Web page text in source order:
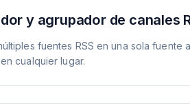
y agrupador de canales
fuentes RSS en una sola fuente
cualquier lugar.